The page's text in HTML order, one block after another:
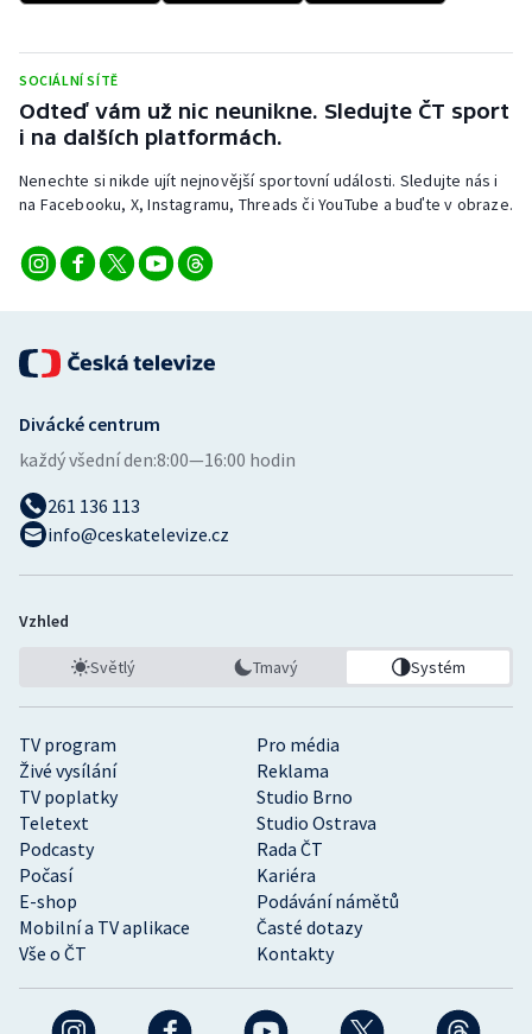
Veslování
Volejbal
Ostatní
SOCIÁLNÍ SÍTĚ
Odteď vám už nic neunikne. Sledujte ČT sport
i na dalších platformách.
Nenechte si nikde ujít nejnovější sportovní události. Sledujte nás i
na Facebooku, X, Instagramu, Threads či YouTube a buďte v obraze.
TV program
Pro média
Živé vysílání
Reklama
TV poplatky
Studio Brno
Teletext
Studio Ostrava
Podcasty
Rada ČT
Počasí
Kariéra
E-shop
Podávání námětů
Mobilní a TV aplikace
Časté dotazy
Vše o ČT
Kontakty
Divácké centrum
každý všední den:8:00—16:00 hodin
261 136 113
info@ceskatelevize.cz
Vzhled
Světlý Tmavý Systém